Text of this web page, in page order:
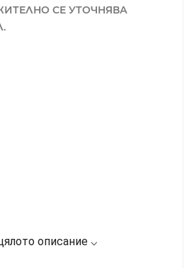
СЕ УТОЧНЯВА